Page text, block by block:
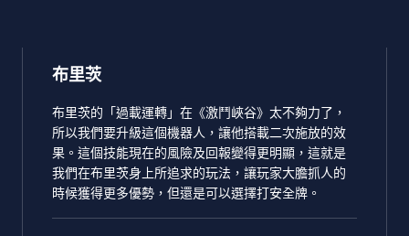
布里茨
布里茨的「過載運轉」在《激鬥峽谷》太不夠力了，
所以我們要升級這個機器人，讓他搭載二次施放的效
果。這個技能現在的風險及回報變得更明顯，這就是
我們在布里茨身上所追求的玩法，讓玩家大膽抓人的
時候獲得更多優勢，但還是可以選擇打安全牌。